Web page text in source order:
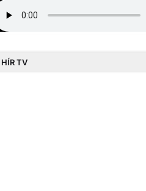
HÍR TV